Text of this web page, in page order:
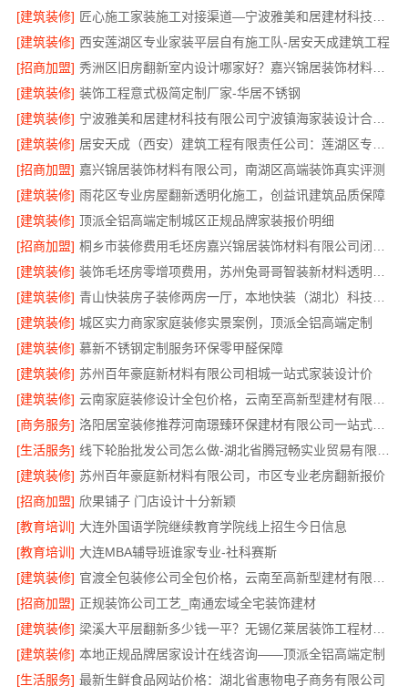
[建筑装修]
[建筑装修] 西安莲湖区专业家装平层自有施工队-居安天成建筑工程
[招商加盟]
秀洲区旧房翻新室内设计哪家好？嘉兴锦居装饰材料有限公司靠谱
[建筑装修] 装饰工程意式极简定制厂家-华居不锈钢
[建筑装修]
宁波雅美和居建材科技有限公司宁波镇海家装设计合作联系方式
[建筑装修]
[招商加盟] 嘉兴锦居装饰材料有限公司，南湖区高端装饰真实评测
[建筑装修] 雨花区专业房屋翻新透明化施工，创益讯建筑品质保障
[建筑装修] 顶派全铝高端定制城区正规品牌家装报价明细
[招商加盟]
[建筑装修]
[建筑装修]
[建筑装修] 城区实力商家家庭装修实景案例，顶派全铝高端定制
[建筑装修] 慕新不锈钢定制服务环保零甲醛保障
[建筑装修] 苏州百年豪庭新材料有限公司相城一站式家装设计价
[建筑装修]
[商务服务]
洛阳居室装修推荐河南璟臻环保建材有限公司一站式服务
[生活服务]
[建筑装修] 苏州百年豪庭新材料有限公司，市区专业老房翻新报价
[招商加盟] 欣果铺子 门店设计十分新颖
[教育培训] 大连外国语学院继续教育学院线上招生今日信息
[教育培训] 大连MBA辅导班谁家专业-社科赛斯
[建筑装修]
[招商加盟] 正规装饰公司工艺_南通宏域全宅装饰建材
[建筑装修]
梁溪大平层翻新多少钱一平？无锡亿莱居装饰工程材料有限公司
[建筑装修] 本地正规品牌居家设计在线咨询——顶派全铝高端定制
[生活服务] 最新生鲜食品网站价格：湖北省惠物电子商务有限公司